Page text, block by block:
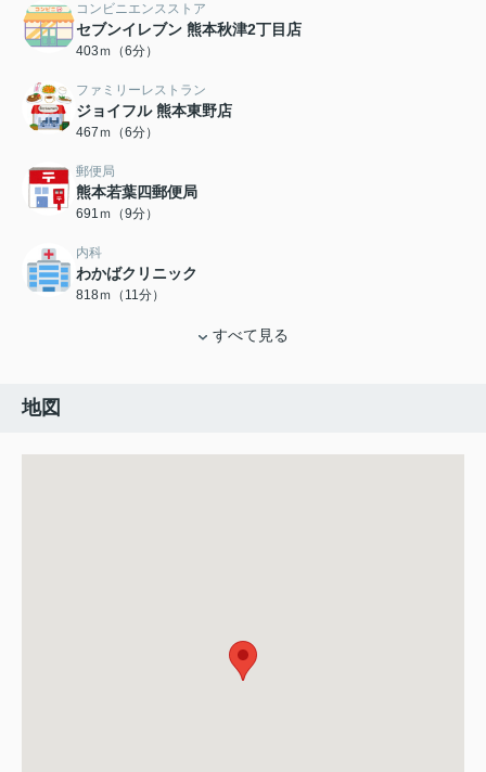
コンビニエンスストア
セブンイレブン 熊本秋津2丁目店
403ｍ（6分）
ファミリーレストラン
ジョイフル 熊本東野店
467ｍ（6分）
郵便局
熊本若葉四郵便局
691ｍ（9分）
内科
わかばクリニック
818ｍ（11分）
すべて見る
地図